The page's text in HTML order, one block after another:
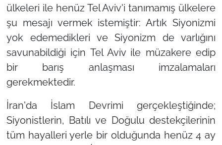
ülkeleri ile henüz Tel Aviv'i tanımamış ülkelere
şu mesajı vermek istemiştir: Artık Siyonizmi
yok edemedikleri ve Siyonizm de varlığını
savunabildiği için Tel Aviv ile müzakere edip
bir barış anlaşması imzalamaları
gerekmektedir.
İran'da İslam Devrimi gerçekleştiğinde;
Siyonistlerin, Batılı ve Doğulu destekçilerinin
tüm hayalleri yerle bir olduğunda henüz 4 ay